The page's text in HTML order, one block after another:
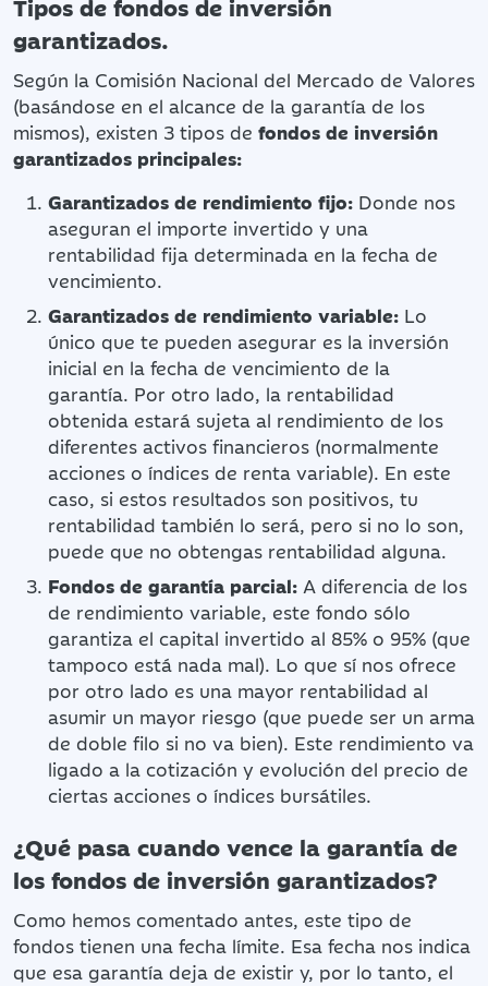
garantizados.
Según la Comisión Nacional del Mercado de Valores
(basándose en el alcance de la garantía de los
mismos), existen 3 tipos de fondos de inversión
garantizados principales:
Garantizados de rendimiento fijo: Donde nos
aseguran el importe invertido y una
rentabilidad fija determinada en la fecha de
vencimiento.
Garantizados de rendimiento variable: Lo
único que te pueden asegurar es la inversión
inicial en la fecha de vencimiento de la
garantía. Por otro lado, la rentabilidad
obtenida estará sujeta al rendimiento de los
diferentes activos financieros (normalmente
acciones o índices de renta variable). En este
caso, si estos resultados son positivos, tu
rentabilidad también lo será, pero si no lo son,
puede que no obtengas rentabilidad alguna.
Fondos de garantía parcial: A diferencia de los
de rendimiento variable, este fondo sólo
garantiza el capital invertido al 85% o 95% (que
tampoco está nada mal). Lo que sí nos ofrece
por otro lado es una mayor rentabilidad al
asumir un mayor riesgo (que puede ser un arma
de doble filo si no va bien). Este rendimiento va
ligado a la cotización y evolución del precio de
ciertas acciones o índices bursátiles.
¿Qué pasa cuando vence la garantía de
los fondos de inversión garantizados?
Como hemos comentado antes, este tipo de
fondos tienen una fecha límite. Esa fecha nos indica
que esa garantía deja de existir y, por lo tanto, el